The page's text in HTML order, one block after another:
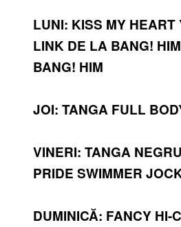
LUNI: KISS MY
LINK DE LA BANG! HIM
BANG! HIM
JOI: TANGA FULL
VINERI: TANGA
PRIDE SWIMMER
DUMINICĂ: FANCY HI-